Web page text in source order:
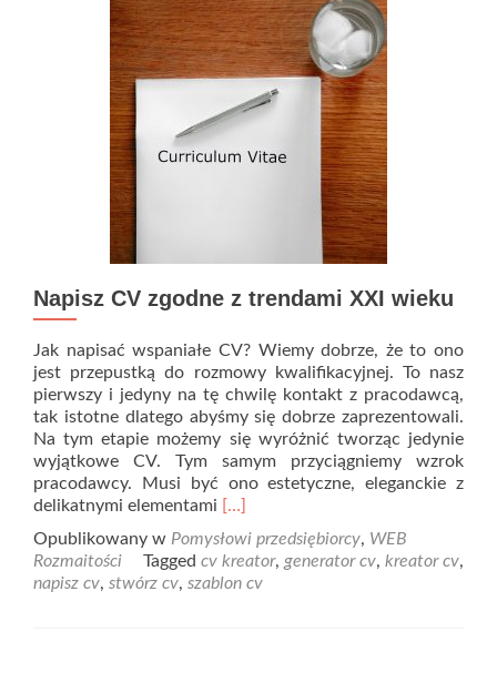
Napisz CV zgodne z trendami XXI wieku
Jak napisać wspaniałe CV? Wiemy dobrze, że to ono
jest przepustką do rozmowy kwalifikacyjnej. To nasz
pierwszy i jedyny na tę chwilę kontakt z pracodawcą,
tak istotne dlatego abyśmy się dobrze zaprezentowali.
Na tym etapie możemy się wyróżnić tworząc jedynie
wyjątkowe CV. Tym samym przyciągniemy wzrok
pracodawcy. Musi być ono estetyczne, eleganckie z
delikatnymi elementami Read
about
Napisz
CV
[…]
Opublikowany w Pomysłowi przedsiębiorcy, WEB
Rozmaitości
Tagged cv kreator, generator cv, kreator cv,
napisz cv, stwórz cv, szablon cv